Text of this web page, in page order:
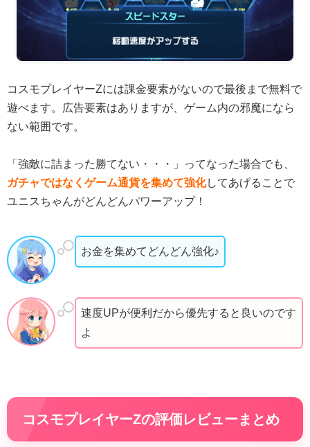
コスモプレイヤーZには課金要素がないので最後まで無料で
遊べます。広告要素はありますが、ゲーム内の邪魔になら
ない範囲です。
「強敵に詰まった勝てない・・・」ってなった場合でも、
ガチャではなくゲーム通貨を集めて強化してあげることで
ユニスちゃんがどんどんパワーアップ！
お金を集めてどんどん強化♪
速度UPが便利だから優先すると良いのです
よ
コスモプレイヤーZの評価レビューまとめ